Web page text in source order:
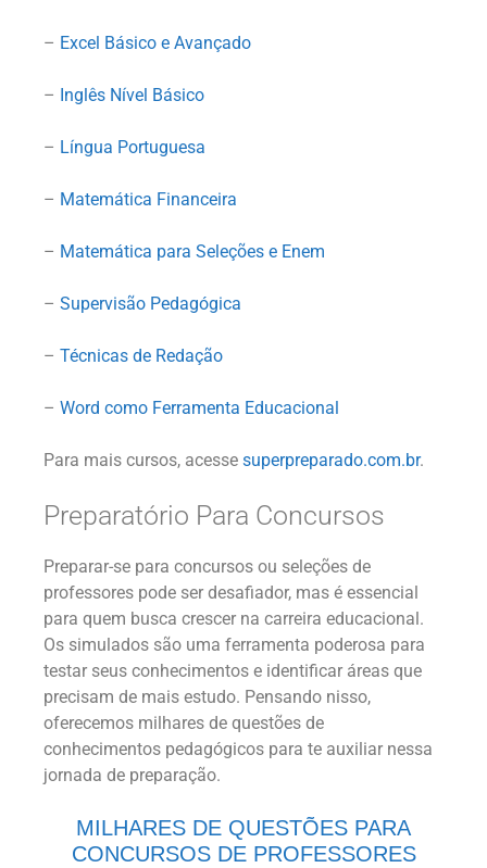
– Excel Básico e Avançado
– Inglês Nível Básico
– Língua Portuguesa
– Matemática Financeira
– Matemática para Seleções e Enem
– Supervisão Pedagógica
– Técnicas de Redação
– Word como Ferramenta Educacional
Para mais cursos, acesse superpreparado.com.br.
Preparatório Para Concursos
Preparar-se para concursos ou seleções de
professores pode ser desafiador, mas é essencial
para quem busca crescer na carreira educacional.
Os simulados são uma ferramenta poderosa para
testar seus conhecimentos e identificar áreas que
precisam de mais estudo. Pensando nisso,
oferecemos milhares de questões de
conhecimentos pedagógicos para te auxiliar nessa
jornada de preparação.
MILHARES DE QUESTÕES PARA
CONCURSOS DE PROFESSORES